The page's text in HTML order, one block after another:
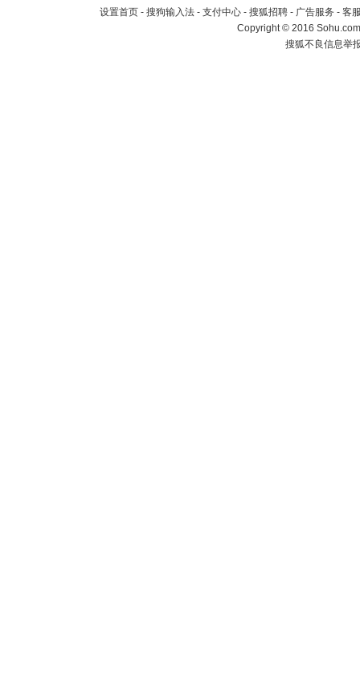
设置首页 - 搜狗输入法 - 支付中心 - 搜狐招聘 - 广告服务 - 客
Copyright©2016
搜狐不良信息举